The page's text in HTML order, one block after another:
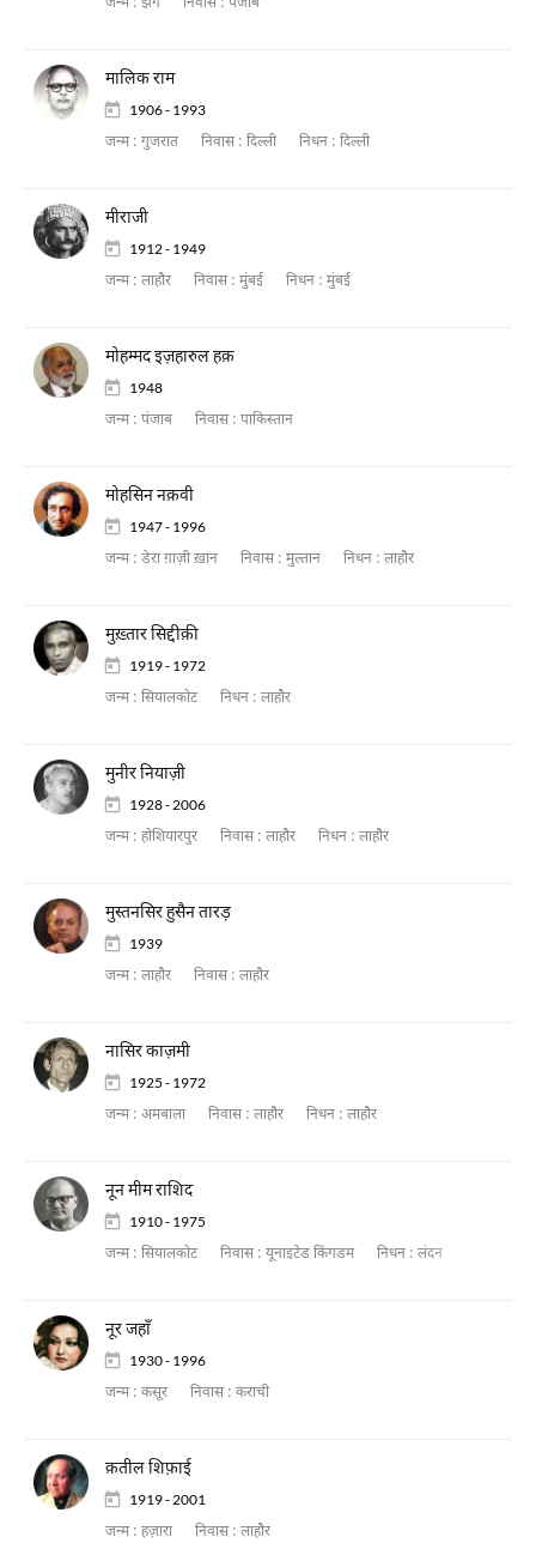
मालिक राम
1906 - 1993
जन्म : गुजरात निवास : दिल्ली निधन : दिल्ली
मीराजी
1912 - 1949
जन्म : लाहौर निवास : मुंबई निधन : मुंबई
मोहम्मद इज़हारुल हक़
1948
जन्म : पंजाब निवास : पाकिस्तान
मोहसिन नक़वी
1947 - 1996
जन्म : डेरा ग़ाज़ी ख़ान निवास : मुल्तान निधन : लाहौर
मुख़्तार सिद्दीक़ी
1919 - 1972
जन्म : सियालकोट निधन : लाहौर
मुनीर नियाज़ी
1928 - 2006
जन्म : होशियारपुर निवास : लाहौर निधन : लाहौर
मुस्तनसिर हुसैन तारड़
1939
जन्म : लाहौर निवास : लाहौर
नासिर काज़मी
1925 - 1972
जन्म : अमबाला निवास : लाहौर निधन : लाहौर
नून मीम राशिद
1910 - 1975
जन्म : सियालकोट निवास : यूनाइटेड किंगडम निधन : लंदन
नूर जहाँ
1930 - 1996
जन्म : कसूर निवास : कराची
क़तील शिफ़ाई
1919 - 2001
जन्म : हज़ारा निवास : लाहौर